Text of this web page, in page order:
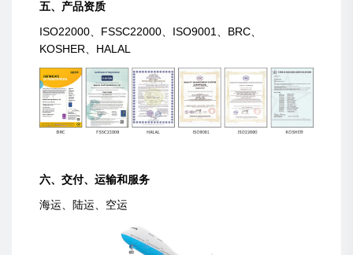
五、产品资质
ISO22000、FSSC22000、ISO9001、BRC、
KOSHER、HALAL
六、交付、运输和服务
海运、陆运、空运